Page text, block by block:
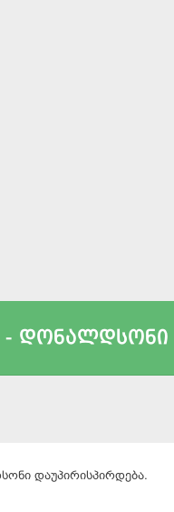
- დონალდსონი
დაუპირისპირდება.